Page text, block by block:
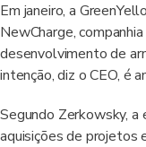
Em janeiro, a
NewCharge,
desenvolvimento de
intenção, diz o CEO, é
Segundo Zerkowsky,
aquisições de projetos